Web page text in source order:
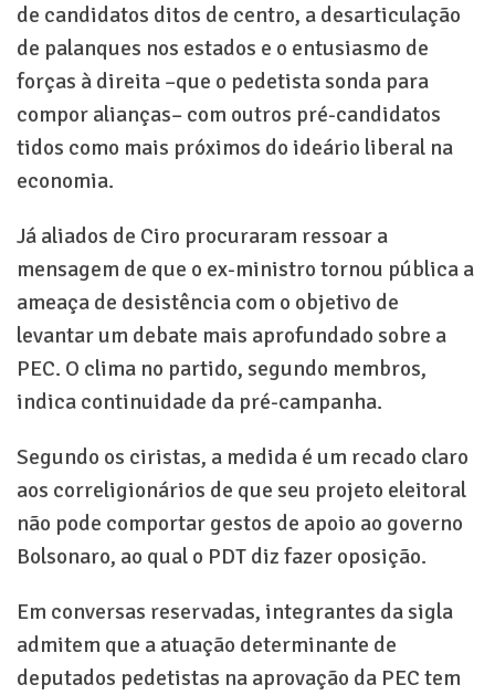
de candidatos ditos de centro, a desarticulação
de palanques nos estados e o entusiasmo de
forças à direita –que o pedetista sonda para
compor alianças– com outros pré-candidatos
tidos como mais próximos do ideário liberal na
economia.
Já aliados de Ciro procuraram ressoar a
mensagem de que o ex-ministro tornou pública a
ameaça de desistência com o objetivo de
levantar um debate mais aprofundado sobre a
PEC. O clima no partido, segundo membros,
indica continuidade da pré-campanha.
Segundo os ciristas, a medida é um recado claro
aos correligionários de que seu projeto eleitoral
não pode comportar gestos de apoio ao governo
Bolsonaro, ao qual o PDT diz fazer oposição.
Em conversas reservadas, integrantes da sigla
admitem que a atuação determinante de
deputados pedetistas na aprovação da PEC tem